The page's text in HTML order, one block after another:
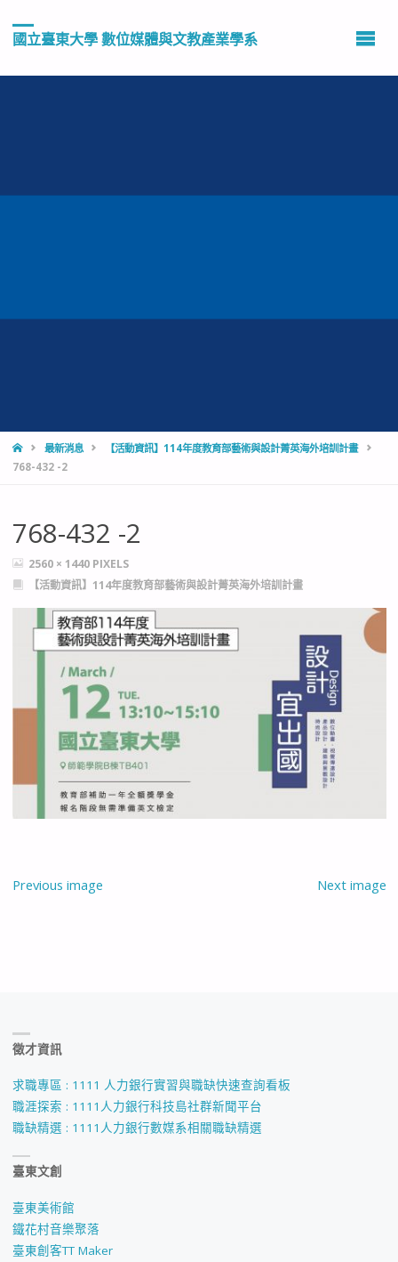
國立臺東大學 數位媒體與文教產業學系
HOME最新消息
【活動資訊】114年度教育部藝術與設計菁英海外培訓計畫
768-432 -2
768-432 -2
FULL
SIZE
2560 × 1440 PIXELS
【活動資訊】114年度教育部藝術與設計菁英海外培訓計畫
Previous image Next image
徵才資訊
求職專區 : 1111 人力銀行實習與職缺快速查詢看板
職涯探索 : 1111人力銀行科技島社群新聞平台
職缺精選 : 1111人力銀行數媒系相關職缺精選
臺東文創
臺東美術館
鐵花村音樂聚落
臺東創客TT Maker